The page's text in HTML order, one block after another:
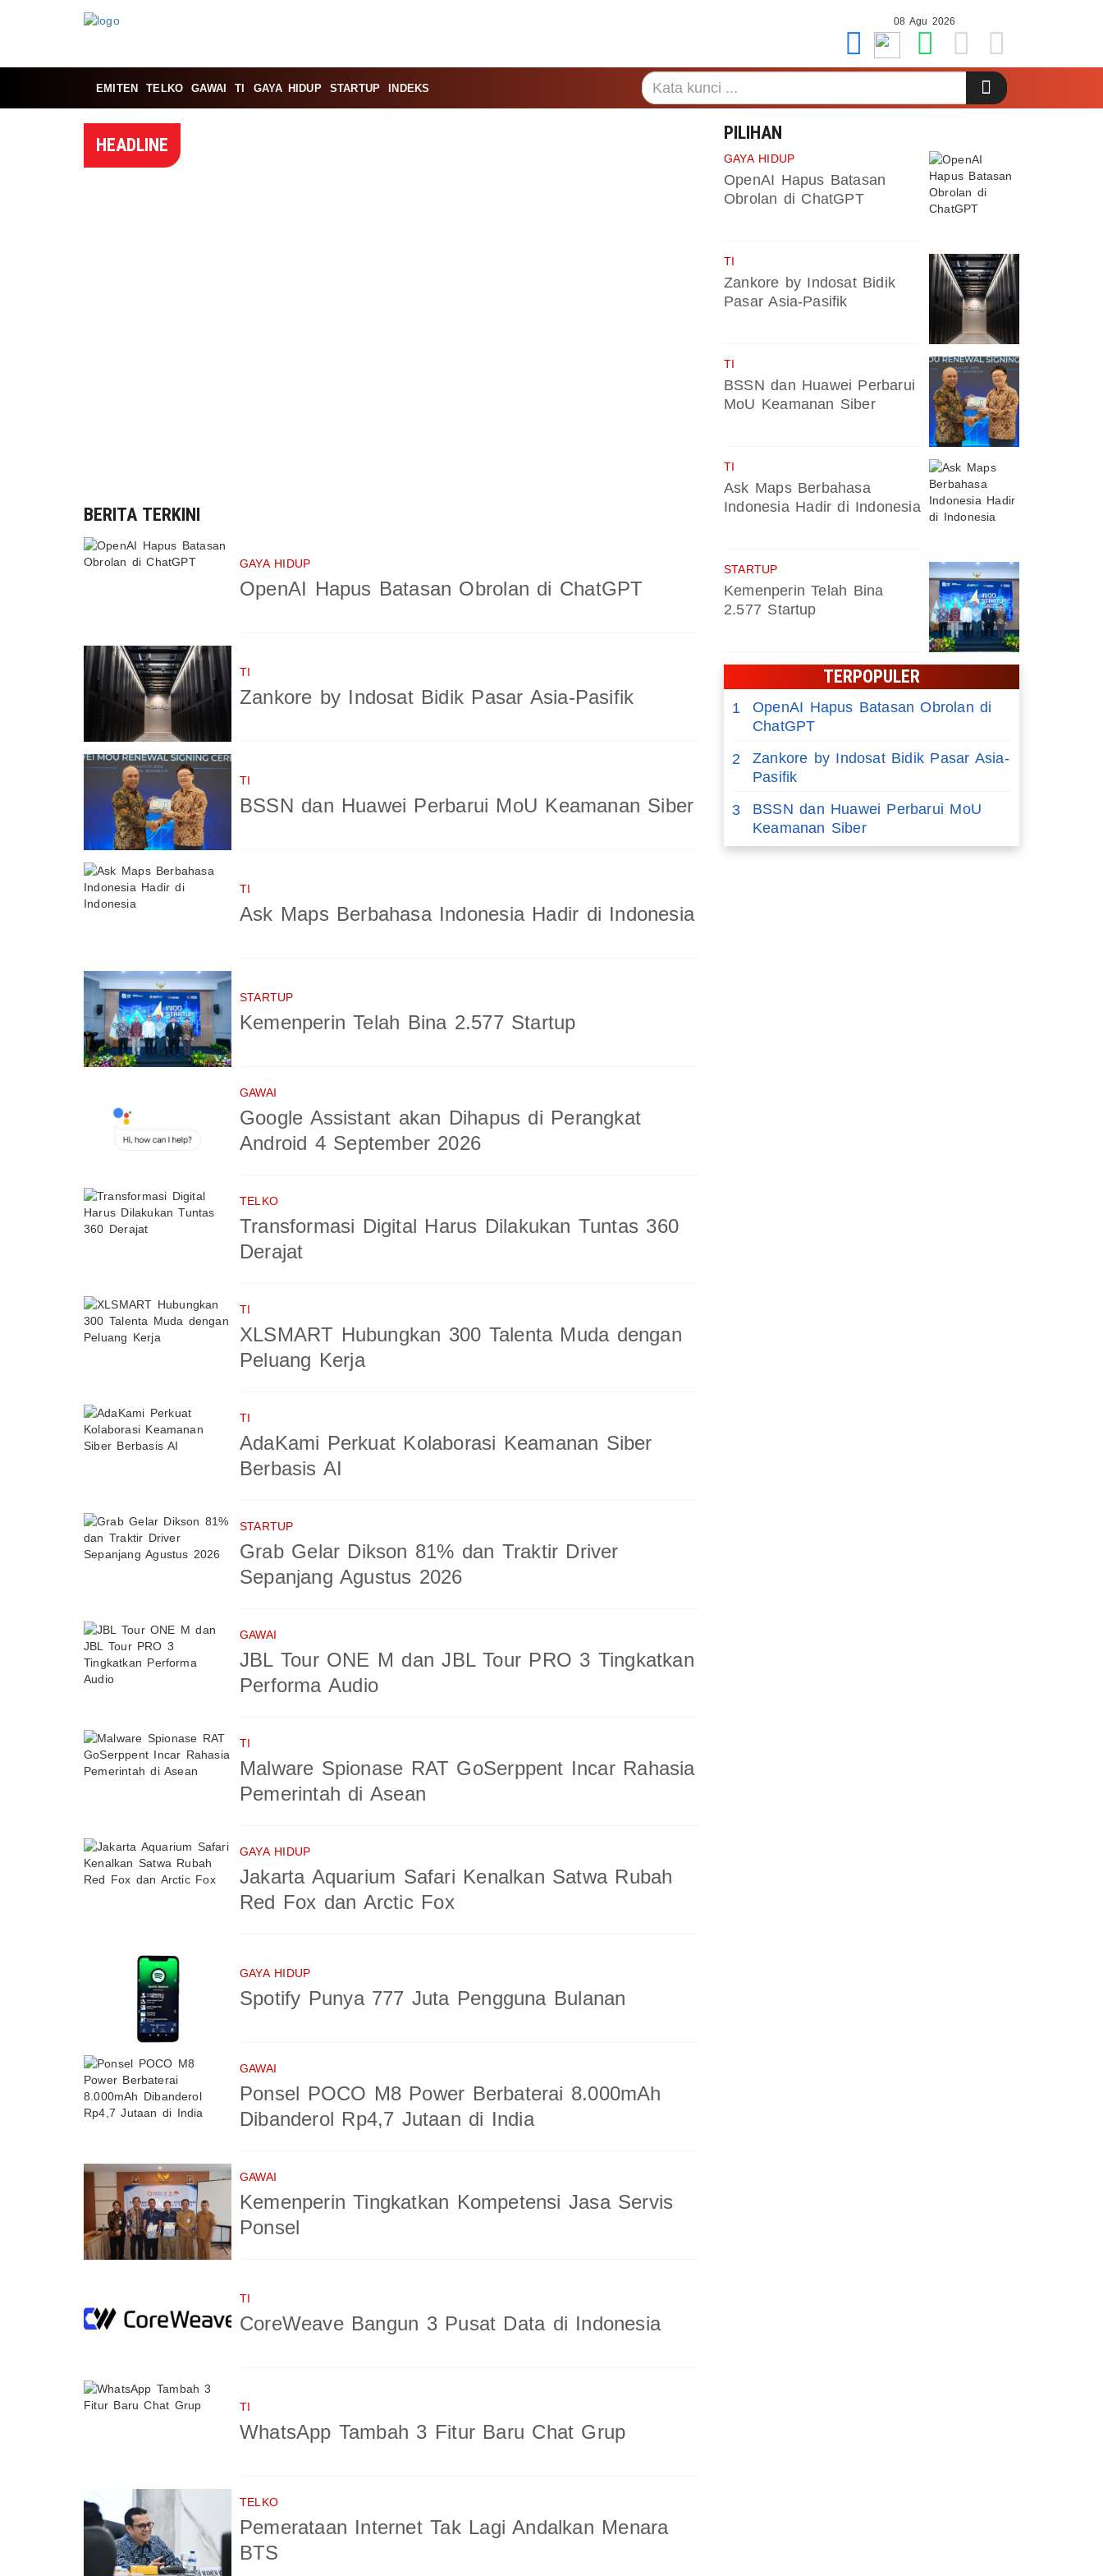
08 Agu 2026
EMITEN TELKO GAWAI TI GAYA HIDUP STARTUP INDEKS
HEADLINE
BERITA TERKINI
GAYA HIDUP
OpenAI Hapus Batasan Obrolan di ChatGPT
TI
Zankore by Indosat Bidik Pasar Asia-Pasifik
TI
BSSN dan Huawei Perbarui MoU Keamanan Siber
TI
Ask Maps Berbahasa Indonesia Hadir di Indonesia
STARTUP
Kemenperin Telah Bina 2.577 Startup
GAWAI
Google Assistant akan Dihapus di Perangkat
Android 4 September 2026
TELKO
Transformasi Digital Harus Dilakukan Tuntas 360
Derajat
TI
XLSMART Hubungkan 300 Talenta Muda dengan
Peluang Kerja
TI
AdaKami Perkuat Kolaborasi Keamanan Siber
Berbasis AI
STARTUP
Grab Gelar Dikson 81% dan Traktir Driver
Sepanjang Agustus 2026
GAWAI
JBL Tour ONE M dan JBL Tour PRO 3 Tingkatkan
Performa Audio
TI
Malware Spionase RAT GoSerppent Incar Rahasia
Pemerintah di Asean
GAYA HIDUP
Jakarta Aquarium Safari Kenalkan Satwa Rubah
Red Fox dan Arctic Fox
GAYA HIDUP
Spotify Punya 777 Juta Pengguna Bulanan
GAWAI
Ponsel POCO M8 Power Berbaterai 8.000mAh
Dibanderol Rp4,7 Jutaan di India
GAWAI
Kemenperin Tingkatkan Kompetensi Jasa Servis
Ponsel
TI
CoreWeave Bangun 3 Pusat Data di Indonesia
TI
WhatsApp Tambah 3 Fitur Baru Chat Grup
TELKO
Pemerataan Internet Tak Lagi Andalkan Menara
BTS
PILIHAN
GAYA HIDUP
OpenAI Hapus Batasan
Obrolan di ChatGPT
TI
Zankore by Indosat Bidik
Pasar Asia-Pasifik
TI
BSSN dan Huawei Perbarui
MoU Keamanan Siber
TI
Ask Maps Berbahasa
Indonesia Hadir di Indonesia
STARTUP
Kemenperin Telah Bina
2.577 Startup
TERPOPULER
1
OpenAI Hapus Batasan Obrolan di
ChatGPT
2
Zankore by Indosat Bidik Pasar Asia-
Pasifik
3
BSSN dan Huawei Perbarui MoU
Keamanan Siber